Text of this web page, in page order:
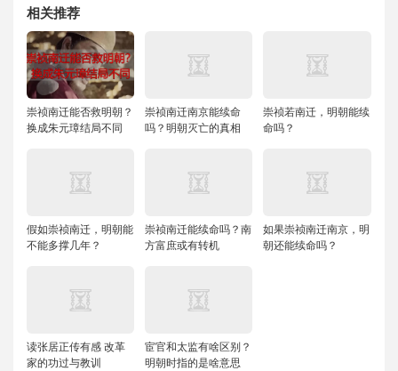
相关推荐
崇祯南迁能否救明朝？
换成朱元璋结局不同
崇祯南迁南京能续命
吗？明朝灭亡的真相
崇祯若南迁，明朝能续
命吗？
假如崇祯南迁，明朝能
不能多撑几年？
崇祯南迁能续命吗？南
方富庶或有转机
如果崇祯南迁南京，明
朝还能续命吗？
读张居正传有感 改革
家的功过与教训
宦官和太监有啥区别？
明朝时指的是啥意思